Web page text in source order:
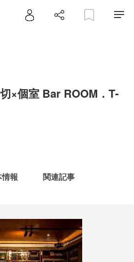
×個室 Bar ROOM．T‐
報 関連記事